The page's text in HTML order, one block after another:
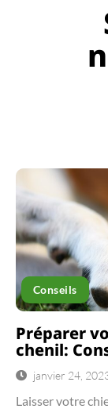
Conseils
Préparer
chenil:
janvier 24,
Laisser votre